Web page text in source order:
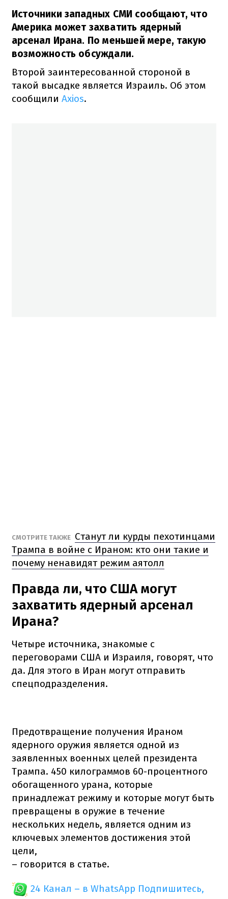
Источники западных СМИ сообщают, что
Америка может захватить ядерный
арсенал Ирана. По меньшей мере, такую
возможность обсуждали.
Второй заинтересованной стороной в
такой высадке является Израиль. Об этом
сообщили Axios.
СМОТРИТЕ ТАКЖЕ Станут ли курды пехотинцами
Трампа в войне с Ираном: кто они такие и
почему ненавидят режим аятолл
Правда ли, что США могут
захватить ядерный арсенал
Ирана?
Четыре источника, знакомые с
переговорами США и Израиля, говорят, что
да. Для этого в Иран могут отправить
спецподразделения.
Предотвращение получения Ираном
ядерного оружия является одной из
заявленных военных целей президента
Трампа. 450 килограммов 60-процентного
обогащенного урана, которые
принадлежат режиму и которые могут быть
превращены в оружие в течение
нескольких недель, является одним из
ключевых элементов достижения этой
цели,
– говорится в статье.
24 Канал – в WhatsApp Подпишитесь,